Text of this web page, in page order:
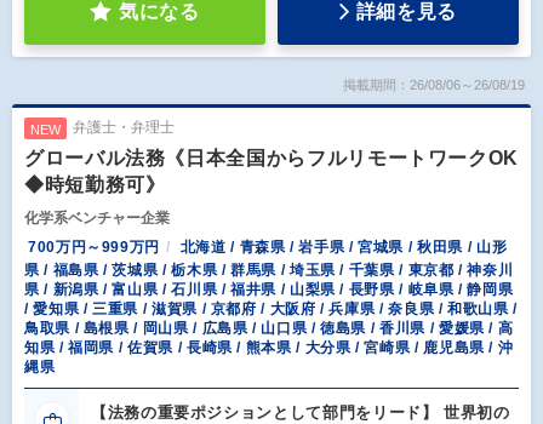
気になる 詳細を見る
掲載期間：26/08/06～26/08/19
NEW 弁護士・弁理士
グローバル法務《日本全国からフルリモートワークOK
◆時短勤務可》
化学系ベンチャー企業
700万円～999万円
北海道 / 青森県 / 岩手県 / 宮城県 / 秋田県 / 山形
県 / 福島県 / 茨城県 / 栃木県 / 群馬県 / 埼玉県 / 千葉県 / 東京都 / 神奈川
県 / 新潟県 / 富山県 / 石川県 / 福井県 / 山梨県 / 長野県 / 岐阜県 / 静岡県
/ 愛知県 / 三重県 / 滋賀県 / 京都府 / 大阪府 / 兵庫県 / 奈良県 / 和歌山県 /
鳥取県 / 島根県 / 岡山県 / 広島県 / 山口県 / 徳島県 / 香川県 / 愛媛県 / 高
知県 / 福岡県 / 佐賀県 / 長崎県 / 熊本県 / 大分県 / 宮崎県 / 鹿児島県 / 沖
縄県
【法務の重要ポジションとして部門をリード】 世界初の